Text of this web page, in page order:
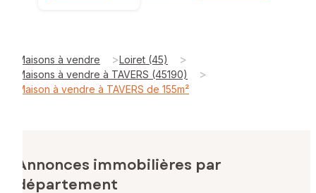
Maisons à vendre >Loiret (45) >
Maisons à vendre à TAVERS (45190) >
Maison à vendre à TAVERS de 155m²
Annonces immobilières par
département